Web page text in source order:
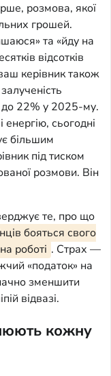
розмова, якої
грошей.
та «йду на
відсотків
керівник також
22% у 2025-му.
сьогодні
більшим
під тиском
розмови. Він
те, про що
бояться свого
роботі . Страх —
«податок» на
зменшити
відвазі.
кожну